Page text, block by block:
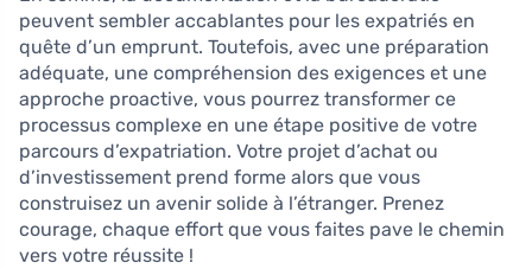
peuvent sembler accablantes pour les expatriés en
quête d’un emprunt. Toutefois, avec une préparation
adéquate, une compréhension des exigences et une
approche proactive, vous pourrez transformer ce
processus complexe en une étape positive de votre
parcours d’expatriation. Votre projet d’achat ou
d’investissement prend forme alors que vous
construisez un avenir solide à l’étranger. Prenez
courage, chaque effort que vous faites pave le chemin
vers votre réussite !